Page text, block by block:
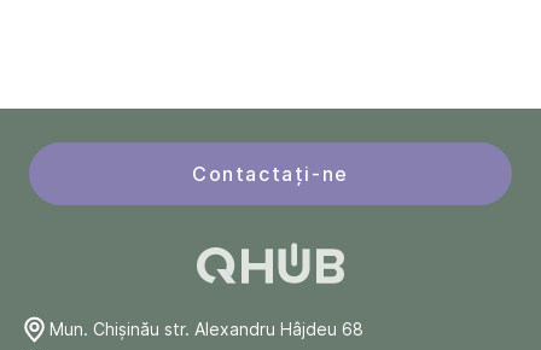
Contactați-ne
Mun. Chişinău str. Alexandru Hâjdeu 68